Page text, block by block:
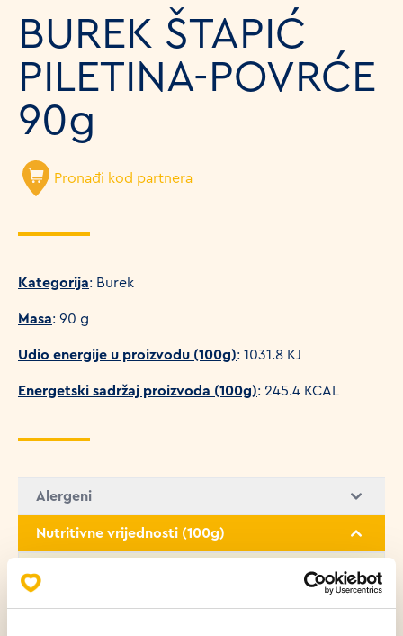
BUREK ŠTAPIĆ
PILETINA-POVRĆE
90g
Pronađi kod partnera
Kategorija: Burek
Masa: 90 g
Udio energije u proizvodu (100g): 1031.8 KJ
Energetski sadržaj proizvoda (100g): 245.4 KCAL
Alergeni
Nutritivne vrijednosti (100g)
Masti 8.90 g